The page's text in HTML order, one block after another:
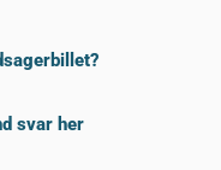
svar her